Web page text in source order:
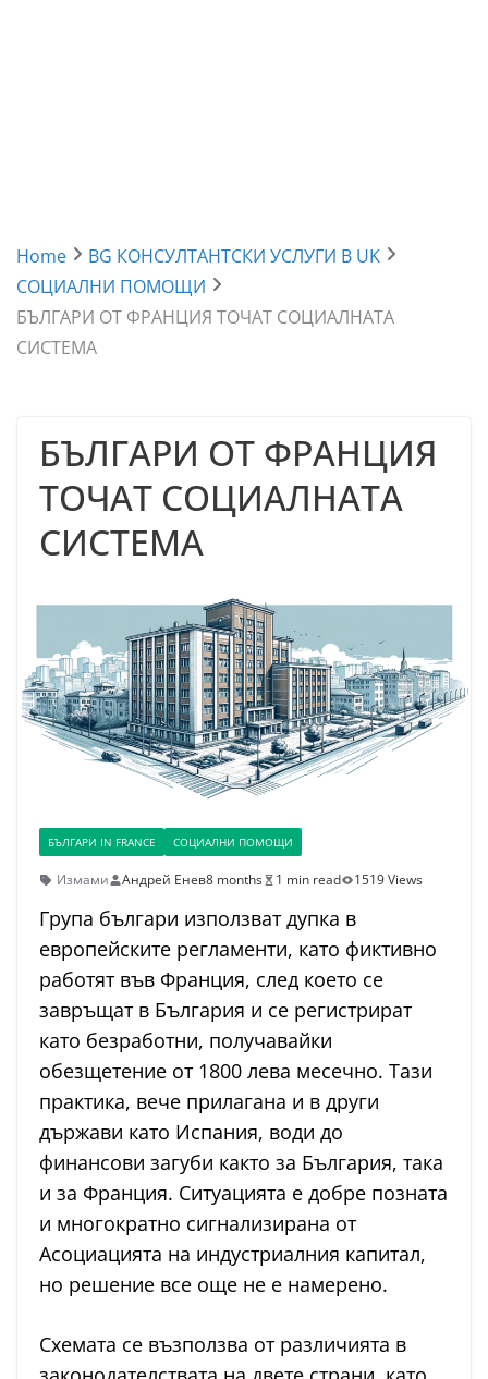
Home
BG КОНСУЛТАНТСКИ УСЛУГИ В UK
СОЦИАЛНИ ПОМОЩИ
БЪЛГАРИ OT ФРАНЦИЯ ТОЧАТ СОЦИАЛНАТА
СИСТЕМА
БЪЛГАРИ OT ФРАНЦИЯ
ТОЧАТ СОЦИАЛНАТА
СИСТЕМА
БЪЛГАРИ IN FRANCE СОЦИАЛНИ ПОМОЩИ
Измами Андрей Енев8 months 1 min read 1519 Views
Група българи използват дупка в
европейските регламенти, като фиктивно
работят във Франция, след което се
завръщат в България и се регистрират
като безработни, получавайки
обезщетение от 1800 лева месечно. Тази
практика, вече прилагана и в други
държави като Испания, води до
финансови загуби както за България, така
и за Франция. Ситуацията е добре позната
и многократно сигнализирана от
Асоциацията на индустриалния капитал,
но решение все още не е намерено.
Схемата се възползва от различията в